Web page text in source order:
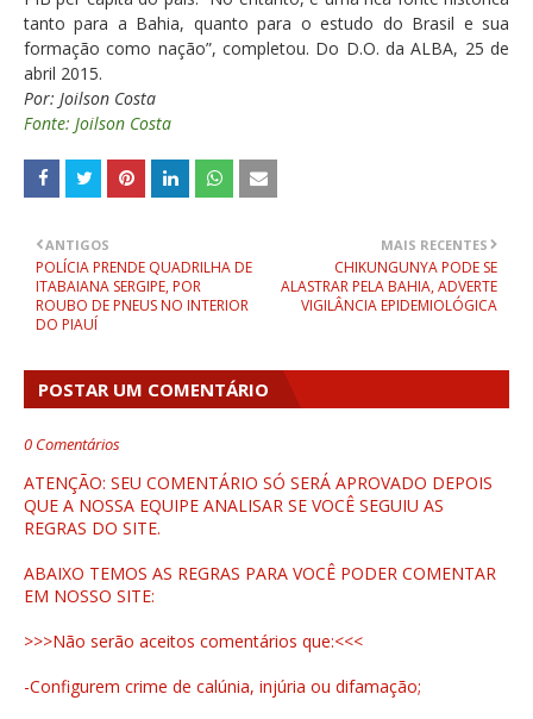
tanto para a Bahia, quanto para o estudo do Brasil e sua
formação como nação”, completou. Do D.O. da ALBA, 25 de
abril 2015.
Por: Joilson Costa
Fonte: Joilson Costa
MAIS RECENTES
CHIKUNGUNYA PODE SE
ALASTRAR PELA BAHIA, ADVERTE
VIGILÂNCIA EPIDEMIOLÓGICA
ANTIGOS
POLÍCIA PRENDE QUADRILHA DE
ITABAIANA SERGIPE, POR
ROUBO DE PNEUS NO INTERIOR
DO PIAUÍ
POSTAR UM COMENTÁRIO
0 Comentários
ATENÇÃO: SEU COMENTÁRIO SÓ SERÁ APROVADO DEPOIS
QUE A NOSSA EQUIPE ANALISAR SE VOCÊ SEGUIU AS
REGRAS DO SITE.
ABAIXO TEMOS AS REGRAS PARA VOCÊ PODER COMENTAR
EM NOSSO SITE:
>>>Não serão aceitos comentários que:<<<
-Configurem crime de calúnia, injúria ou difamação;